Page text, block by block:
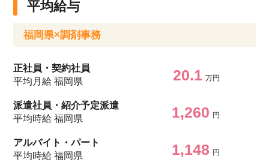
平均給与
福岡県×調剤事務
正社員・契約社員
平均月給 福岡県
20.1 万円
派遣社員・紹介予定派遣
平均時給 福岡県
1,260 円
アルバイト・パート
平均時給 福岡県
1,148 円